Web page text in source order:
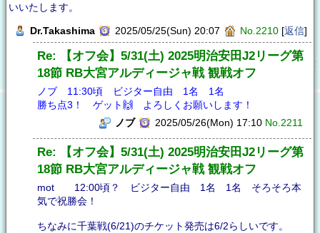
いいたします。
Dr.Takashima 2025/05/25(Sun) 20:07 No.2210 [返信]
Re: 【オフ会】5/31(土) 2025明治安田J2リーグ第
18節 RB大宮アルディージャ戦 観戦オフ
ノブ 11:30頃 ビジター自由 1名 1名
勝ち点3！ ゲット🙌 よろしくお願いします！
ノブ
2025/05/26(Mon) 17:10 No.2211
Re: 【オフ会】5/31(土) 2025明治安田J2リーグ第
18節 RB大宮アルディージャ戦 観戦オフ
mot 12:00頃？ ビジター自由 1名 1名 そろそろ本
気で祝勝会！
ちなみに千葉戦(6/21)のチケット発売は6/2らしいです。